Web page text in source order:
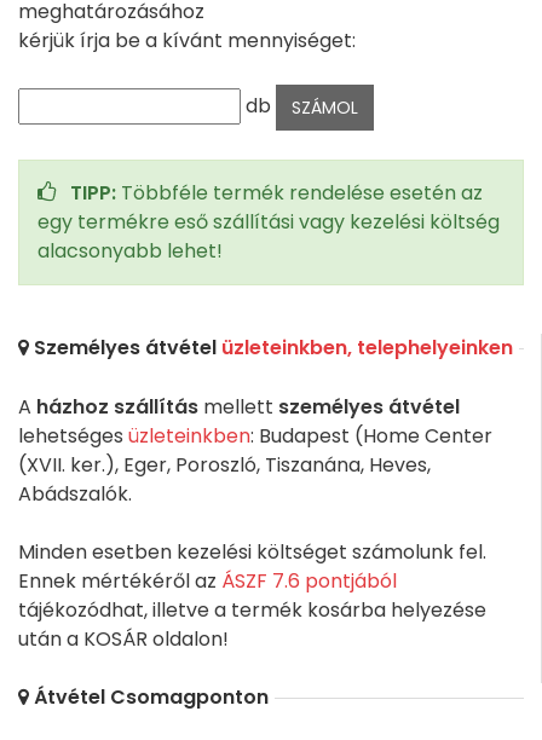
meghatározásához
kérjük írja be a kívánt mennyiséget:
db
TIPP: Többféle termék rendelése esetén az
egy termékre eső szállítási vagy kezelési költség
alacsonyabb lehet!
Személyes átvétel üzleteinkben, telephelyeinken
A házhoz szállítás mellett személyes átvétel
lehetséges üzleteinkben: Budapest (Home Center
(XVII. ker.), Eger, Poroszló, Tiszanána, Heves,
Abádszalók.
Minden esetben kezelési költséget számolunk fel.
Ennek mértékéről az ÁSZF 7.6 pontjából
tájékozódhat, illetve a termék kosárba helyezése
után a KOSÁR oldalon!
Átvétel Csomagponton